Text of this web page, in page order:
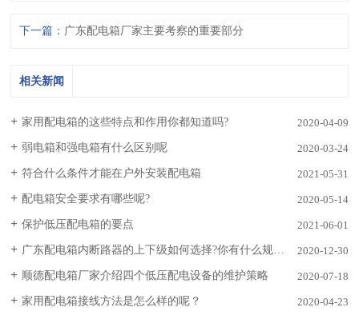
下一篇： 广东配电箱厂家主要考察的重要部分
相关新闻
家用配电箱的这些特点和作用你都知道吗? 2020-04-09
弱电箱和强电箱有什么区别呢 2020-03-24
符合什么条件才能在户外安装配电箱 2021-05-31
配电箱安全要求有哪些呢? 2020-05-14
保护低压配电箱的要点 2021-06-01
广东配电箱内断路器的上下级如何选择?你有什么规则? 2020-12-30
顺德配电箱厂家介绍四个低压配电设备的维护策略 2020-07-18
家用配电箱接线方法是怎么样的呢？ 2020-04-23